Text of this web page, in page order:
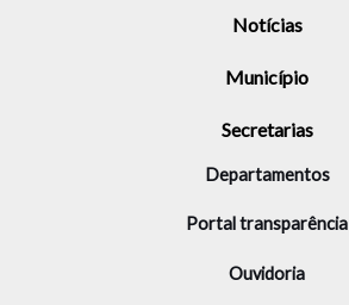
Notícias
Município
Secretarias
Departamentos
Portal transparência
Ouvidoria